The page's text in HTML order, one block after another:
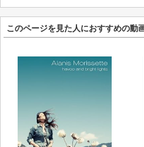
このページを見た人におすすめの動